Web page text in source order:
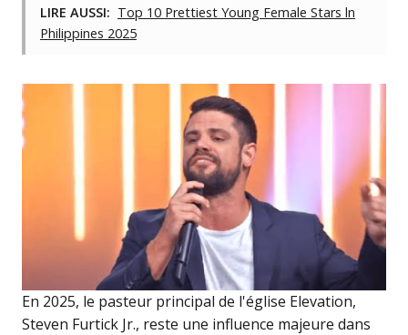
LIRE AUSSI: Top 10 Prettiest Young Female Stars ln
Philippines 2025
En 2025, le pasteur principal de l'église Elevation,
Steven Furtick Jr., reste une influence majeure dans